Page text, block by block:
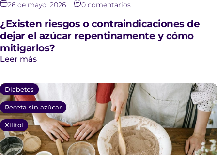
Alejandra Colchado
Seguimiento de entrega
oportuno
Me gustó mucho la nueva
26 de mayo, 2026 0 comentarios
¿Existen riesgos o contraindicaciones de
dejar el azúcar repentinamente y cómo
mitigarlos?
Leer más
Diabetes
Receta sin azúcar
Xilitol